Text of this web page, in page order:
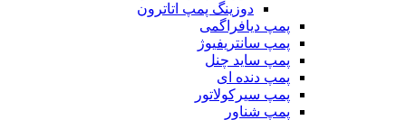
دوزینگ پمپ اتاترون
پمپ دیافراگمی
پمپ سانتریفیوژ
پمپ ساید چنل
پمپ دنده ای
پمپ سیرکولاتور
پمپ شناور